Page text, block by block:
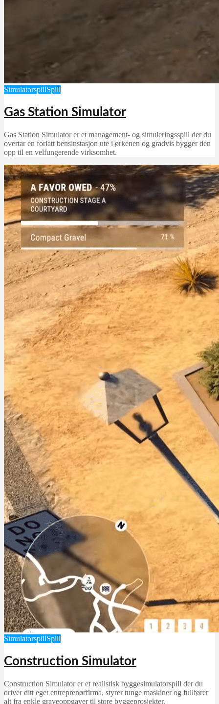
SimulatorspillSpill
Gas Station Simulator
Gas Station Simulator er et management- og simuleringsspill der du
overtar en forlatt bensinstasjon ute i ørkenen og gradvis bygger den
opp til en velfungerende virksomhet.
SimulatorspillSpill
Construction Simulator
Construction Simulator er et realistisk byggesimulatorspill der du
driver ditt eget entreprenørfirma, styrer tunge maskiner og fullfører
alt fra enkle graveoppgaver til store byggeprosjekter.